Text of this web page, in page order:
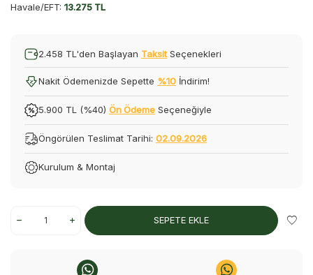
Havale/EFT: 13.275 TL
2.458 TL'den Başlayan Taksit Seçenekleri
Nakit Ödemenizde Sepette %10 İndirim!
5.900 TL (%40) Ön Ödeme Seçeneğiyle
Öngörülen Teslimat Tarihi: 02.09.2026
Kurulum & Montaj
SEPETE EKLE